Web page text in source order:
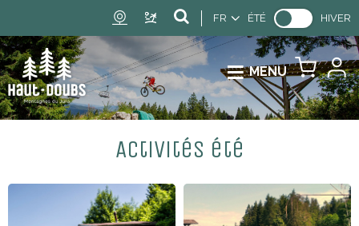
FR ÉTÉ HIVER
MENU
Activités été